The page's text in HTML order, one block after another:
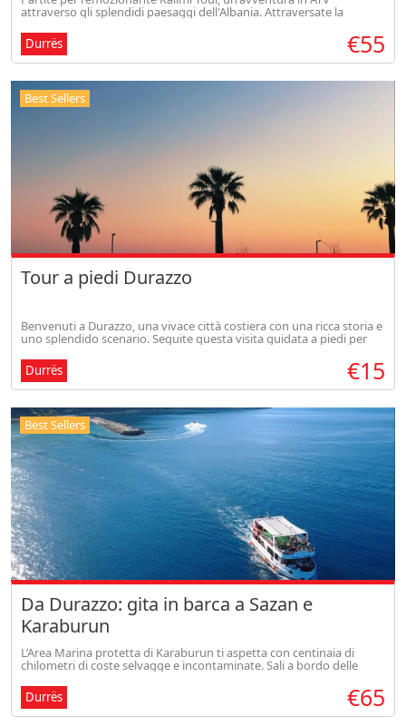
attraverso gli splendidi paesaggi dell'Albania. Attraversate la
bunker dell
Durrës €55
Best Sellers
Tour a piedi Durazzo
Benvenuti a Durazzo, una vivace città costiera con una ricca storia e
uno splendido scenario. Seguite questa visita guidata a piedi per
Durrës
€15
Best Sellers
Da Durazzo: gita in barca a Sazan e
Karaburun
L’Area Marina protetta di Karaburun ti aspetta con centinaia di
chilometri di coste selvagge e incontaminate. Sali a bordo delle
vDurrës €65